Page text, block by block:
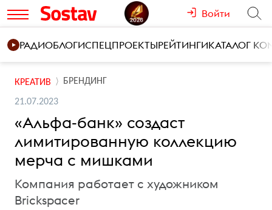
Войти
РАДИОБЛОГИСПЕЦПРОЕКТЫРЕЙТИНГИКАТАЛОГ
КРЕАТИВ БРЕНДИНГ
21.07.2023
«Альфа-банк» создаст
лимитированную коллекцию
мерча с мишками
Компания работает с художником
Brickspacer